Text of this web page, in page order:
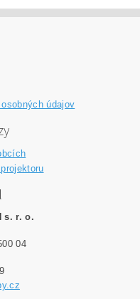
údajov
s. r. o.
04